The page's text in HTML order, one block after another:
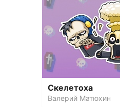
Скелетоха
Валерий Матюхин